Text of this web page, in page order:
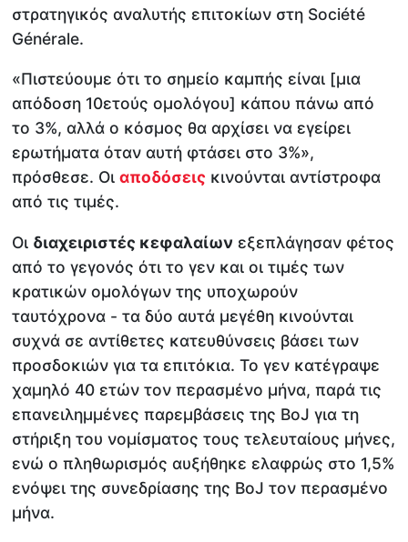
στρατηγικός αναλυτής επιτοκίων στη Société
Générale.
«Πιστεύουμε ότι το σημείο καμπής είναι [μια
απόδοση 10ετούς ομολόγου] κάπου πάνω από
το 3%, αλλά ο κόσμος θα αρχίσει να εγείρει
ερωτήματα όταν αυτή φτάσει στο 3%»,
πρόσθεσε. Οιαποδόσεις κινούνται αντίστροφα
από τις τιμές.
Οι διαχειριστές κεφαλαίων εξεπλάγησαν φέτος
από το γεγονός ότι το γεν και οι τιμές των
κρατικών ομολόγων της υποχωρούν
ταυτόχρονα - τα δύο αυτά μεγέθη κινούνται
συχνά σε αντίθετες κατευθύνσεις βάσει των
προσδοκιών για τα επιτόκια. Το γεν κατέγραψε
χαμηλό 40 ετών τον περασμένο μήνα, παρά τις
επανειλημμένες παρεμβάσεις της BoJ για τη
στήριξη του νομίσματος τους τελευταίους μήνες,
ενώ ο πληθωρισμός αυξήθηκε ελαφρώς στο 1,5%
ενόψει της συνεδρίασης της BoJ τον περασμένο
μήνα.